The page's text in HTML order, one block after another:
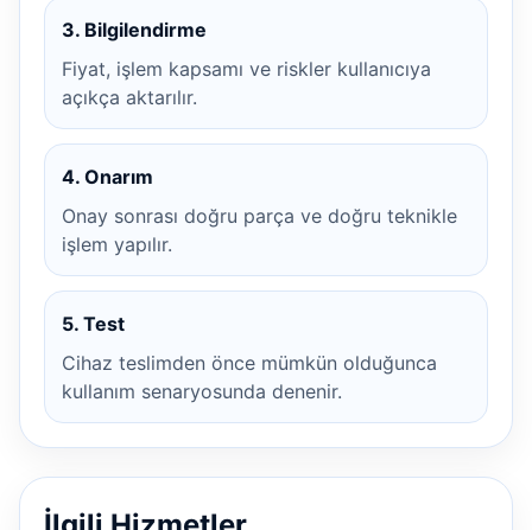
3. Bilgilendirme
Fiyat, işlem kapsamı ve riskler kullanıcıya
açıkça aktarılır.
4. Onarım
Onay sonrası doğru parça ve doğru teknikle
işlem yapılır.
5. Test
Cihaz teslimden önce mümkün olduğunca
kullanım senaryosunda denenir.